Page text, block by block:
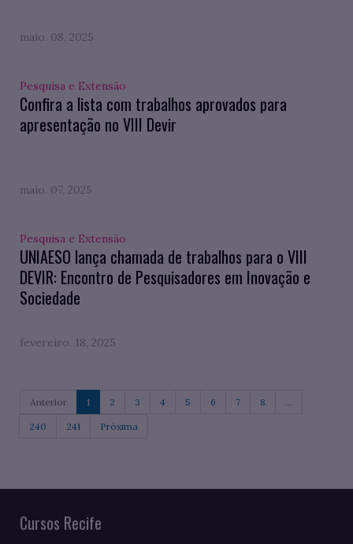
maio. 08, 2025
Pesquisa e Extensão
Confira a lista com trabalhos aprovados para
apresentação no VIII Devir
maio. 07, 2025
Pesquisa e Extensão
UNIAESO lança chamada de trabalhos para o VIII
DEVIR: Encontro de Pesquisadores em Inovação e
Sociedade
fevereiro. 18, 2025
Anterior 1 2 3 4 5 6 7 8 ...
240 241 Próxima
Cursos Recife